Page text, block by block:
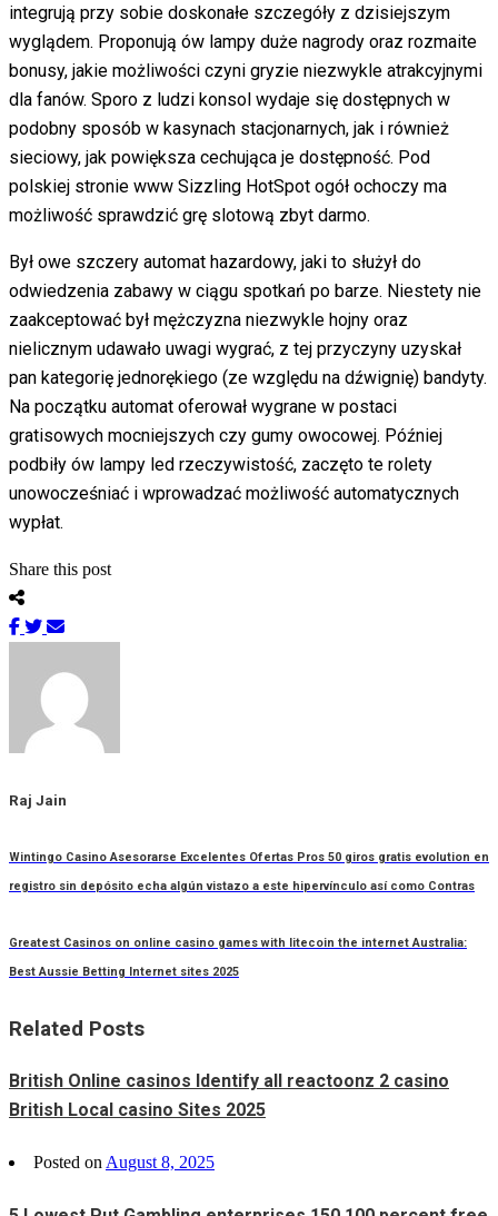
integrują przy sobie doskonałe szczegóły z dzisiejszym
wyglądem. Proponują ów lampy duże nagrody oraz rozmaite
bonusy, jakie możliwości czyni gryzie niezwykle atrakcyjnymi
dla fanów. Sporo z ludzi konsol wydaje się dostępnych w
podobny sposób w kasynach stacjonarnych, jak i również
sieciowy, jak powiększa cechująca je dostępność. Pod
polskiej stronie www Sizzling HotSpot ogół ochoczy ma
możliwość sprawdzić grę slotową zbyt darmo.
Był owe szczery automat hazardowy, jaki to służył do
odwiedzenia zabawy w ciągu spotkań po barze. Niestety nie
zaakceptować był mężczyzna niezwykle hojny oraz
nielicznym udawało uwagi wygrać, z tej przyczyny uzyskał
pan kategorię jednorękiego (ze względu na dźwignię) bandyty.
Na początku automat oferował wygrane w postaci
gratisowych mocniejszych czy gumy owocowej. Później
podbiły ów lampy led rzeczywistość, zaczęto te rolety
unowocześniać i wprowadzać możliwość automatycznych
wypłat.
Share this post
Raj Jain
Wintingo Casino Asesorarse Excelentes Ofertas Pros 50 giros gratis evolution en
registro sin depósito echa algún vistazo a este hipervínculo así­ como Contras
Greatest Casinos on online casino games with litecoin the internet Australia:
Best Aussie Betting Internet sites 2025
Related Posts
British Online casinos Identify all reactoonz 2 casino
British Local casino Sites 2025
Posted onAugust 8, 2025